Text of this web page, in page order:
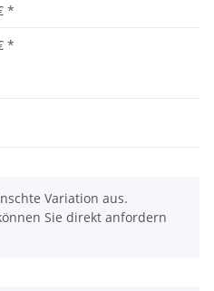
*
*
Variation aus.
Sie direkt anfordern